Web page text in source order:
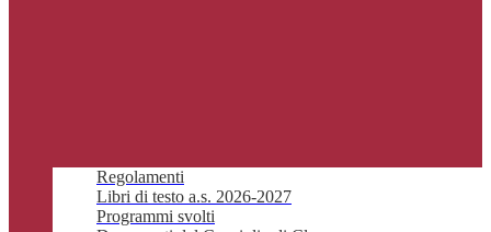
Regolamenti
Libri di testo a.s. 2026-2027
Programmi svolti